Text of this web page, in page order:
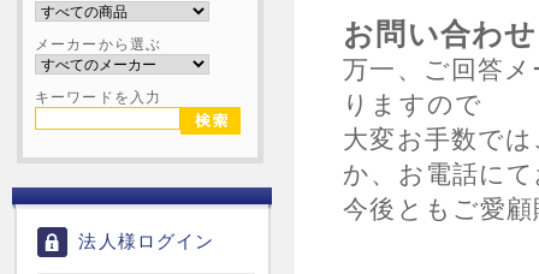
メーカーから選ぶ
キーワードを入力
法人様ログイン
お問い合わ
万一、ご回答
りますので
大変お手数で
か、お電話に
今後ともご愛